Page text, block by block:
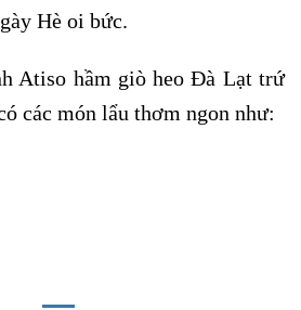
Hè oi bức.
Atiso hầm giò heo Đà Lạt trứ
các món lẩu thơm ngon như: